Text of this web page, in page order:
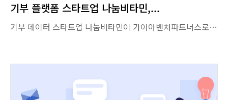
서울대학교가 2025년 서울시 캠퍼스타운 운영 성과평가에서 2년 연속 최우수 대학으로 선정되며, AI 기반 딥테크 창업 생태계 선도 대학으로서의 위상을 더욱 공고히 했다. 서울시에 따르면 캠퍼스타운 창업기업은 총 1,066개로, 매출 1,674억 원, 투자유치 522억 원, 신규 고용 2,347명을 기록했다. 특히 입주기업 매출은 전년 대비 70.6% 증가하며 높은 성장세를 보였다. 이번 평가에서는 서울대학교를 비롯해 경희대학교, 한양대학교가 최우수 대학으로 선정됐으며, 서울대학교는 AI 기반 창업기업 비중 64.9%, 투자유치 200억 원, 정부지원 70억 원 등의 성과를 통해 기술 중심 창업 모델을 제시했다. 특히 우수기업인 ‘고이장례연구소’는 ‘100원 상조’ 모델로 누적 가입자 5만 명을 돌파하고, 2025년 시리즈A 90억 원 투자 유치(누적 119억 원)를 달성하는 등 빠르게 성장하고 있다. 서울대학교 캠퍼스타운은 “글로벌 딥테크 청년 창업 혁신의 중심”이라는 비전으로 「2030 10-100-300-1000 프로젝트」를 추진 중이다. 아기유니콘 10개사, 딥테크 기업 100개사, 글로벌 창업기업 300개사, AI 인재 1,000명 육성을 목표로 창업 발굴부터 글로벌 진출까지 One-Stop 지원체계를 구축하고 있다. 이를 위해 AIX 창업팀 발굴·육성, 글로벌 딥테크 One-Stop 창업지원 플랫폼 고도화, 지속가능한 완성형 창업생태계 구축을 중심으로 사업을 추진하고 있으며, SNU 4S 창업지원 모델을 기반으로 기업 성장 단계별로 전담 PM 관리 체계를 운영하여 전략적 성과 창출에 집중할 계획이다. 2026년에는 입주기업의 생존율 제고와 안정적인 매출 기반 마련을 위해 공공시장 진출 지원 프로그램 ‘B2G Bridge’를 집중 추진한다. 관악구, 관악중소벤처진흥원과 협력해 지역을 공공 테스트베드로 조성하고, 행정·공공 수요 기반 실증 및 사업화를 지원할 계획이다. 서울대 캠퍼스타운 강건욱 부단장은 “공공수요 기반 실증을 통해 실증–사업화–성과확산의 선순환 구조를 구축하고, 지속가능한 B2G 진출 플랫폼을 고도화 하겠다”고 밝혔다. 서울대학교 캠퍼스타운 김주한 단장은 “이번 최우수 대학 선정은 서울대학교가 구축해 온 AI 기반 딥테크 창업생태계의 경쟁력과 실행력이 대외적으로 검증된 결과”라며, “앞으로는 기술 고도화와 글로벌 확장을 동시에 가속화하여, 세계 시장에서 통하는 딥테크 창업기업을 전략적으로 육성하고 대한민국 창업생태계의 새로운 표준을 만들어가겠다”고 밝혔다.
기부 플랫폼 스타트업 나눔비타민,...
기부 데이터 스타트업 나눔비타민이 가이아벤처파트너스로부터 프리 시리즈A 투자를 유치했다.(사진=나눔비타민) 기부 데이터 스타트업 나눔비타민이 가이아벤처파트너스로부터 프리 시리즈A 투자를 유치했다고 11일 밝혔다. 지난 1월 서울대기술지주와 임팩트스퀘어의 시드 투자를 유치한 지 10달 만이다. 구체적인 투자금액은 공개하지 않았다. 나눔비타민은 기부의 모든 과정을 자동화한 플랫폼 '나비얌'으로 기부자와 수혜자가 효율적으로 연결하도록 돕는다. 설립 11개월 만에 결식 우려 아동 2만1000여명에게 5만건의 식사 나눔을 주선했다. 누적 거래액은 3억5000만원에 달한다. 회사는 강원도 원주에는 결식 우려 아동을 위한 식사 지원 애플리케이션(앱을)과 온라인 바우처 결제 시스템을 구축했다. SK, 한국건강관리협회, 우아한형제 등 공공기관·기업 서비스 범위도 넓히고 있다. 가이아벤처파트너스는 나눔비타민이 식사 나눔을 시작으로 현물·서비스 기부 플랫폼으로 성장할 가능성이 크다고 설명했다. 나눔비타민이 기술을 기반으로 새로운 기부 생태계를 조성하도록 적극 지원한다.